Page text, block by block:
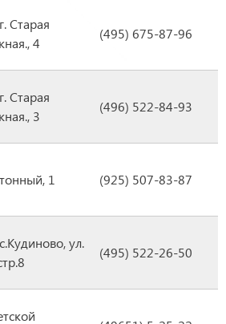
Старая
4
(495) 675-87-96
Старая
3
(496) 522-84-93
1 (925) 507-83-87
ул.
(495) 522-26-50